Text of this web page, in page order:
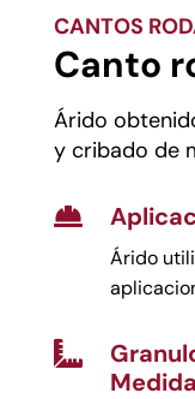
CANTOS
Canto
Árido
y cribado de

Árido
